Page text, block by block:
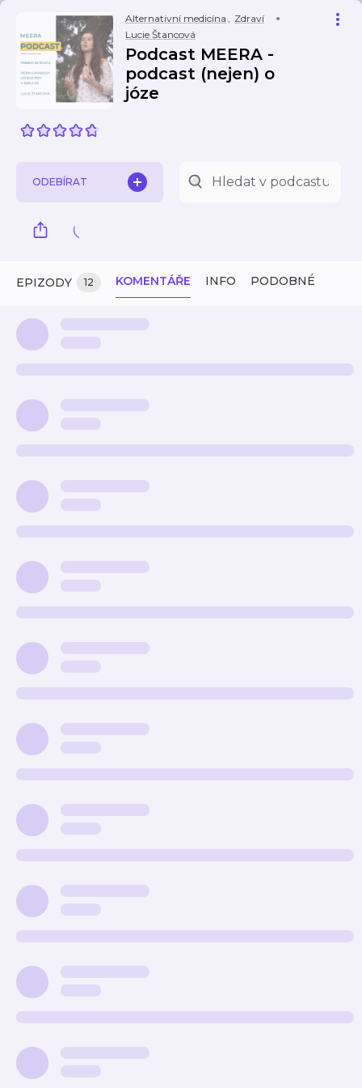
Alternativní medicína , Zdraví
Lucie Štancová
Podcast MEERA -
podcast (nejen) o
józe
ODEBÍRAT
EPIZODY 12 KOMENTÁŘE INFO PODOBNÉ